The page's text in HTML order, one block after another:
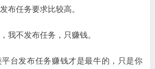
布任务要求比较高。
我不发布任务，只赚钱。
台发布任务赚钱才是最牛的，只是你